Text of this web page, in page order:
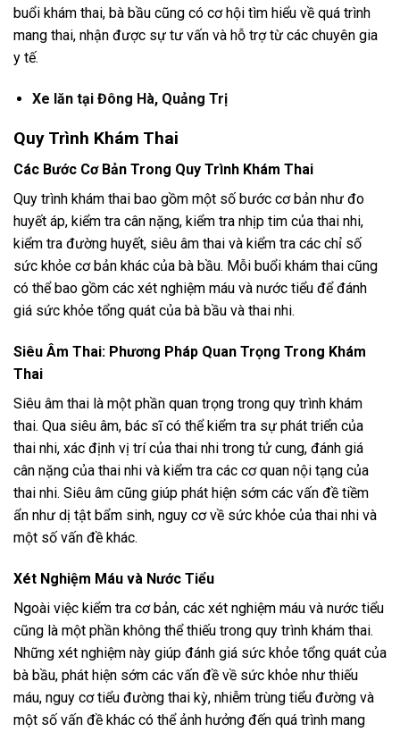
buổi khám thai, bà bầu cũng có cơ hội tìm hiểu về quá trình
mang thai, nhận được sự tư vấn và hỗ trợ từ các chuyên gia
y tế.
Xe lăn tại Đông Hà, Quảng Trị
Quy Trình Khám Thai
Các Bước Cơ Bản Trong Quy Trình Khám Thai
Quy trình khám thai bao gồm một số bước cơ bản như đo
huyết áp, kiểm tra cân nặng, kiểm tra nhịp tim của thai nhi,
kiểm tra đường huyết, siêu âm thai và kiểm tra các chỉ số
sức khỏe cơ bản khác của bà bầu. Mỗi buổi khám thai cũng
có thể bao gồm các xét nghiệm máu và nước tiểu để đánh
giá sức khỏe tổng quát của bà bầu và thai nhi.
Siêu Âm Thai: Phương Pháp Quan Trọng Trong Khám
Thai
Siêu âm thai là một phần quan trọng trong quy trình khám
thai. Qua siêu âm, bác sĩ có thể kiểm tra sự phát triển của
thai nhi, xác định vị trí của thai nhi trong tử cung, đánh giá
cân nặng của thai nhi và kiểm tra các cơ quan nội tạng của
thai nhi. Siêu âm cũng giúp phát hiện sớm các vấn đề tiềm
ẩn như dị tật bẩm sinh, nguy cơ về sức khỏe của thai nhi và
một số vấn đề khác.
Xét Nghiệm Máu và Nước Tiểu
Ngoài việc kiểm tra cơ bản, các xét nghiệm máu và nước tiểu
cũng là một phần không thể thiếu trong quy trình khám thai.
Những xét nghiệm này giúp đánh giá sức khỏe tổng quát của
bà bầu, phát hiện sớm các vấn đề về sức khỏe như thiếu
máu, nguy cơ tiểu đường thai kỳ, nhiễm trùng tiểu đường và
một số vấn đề khác có thể ảnh hưởng đến quá trình mang